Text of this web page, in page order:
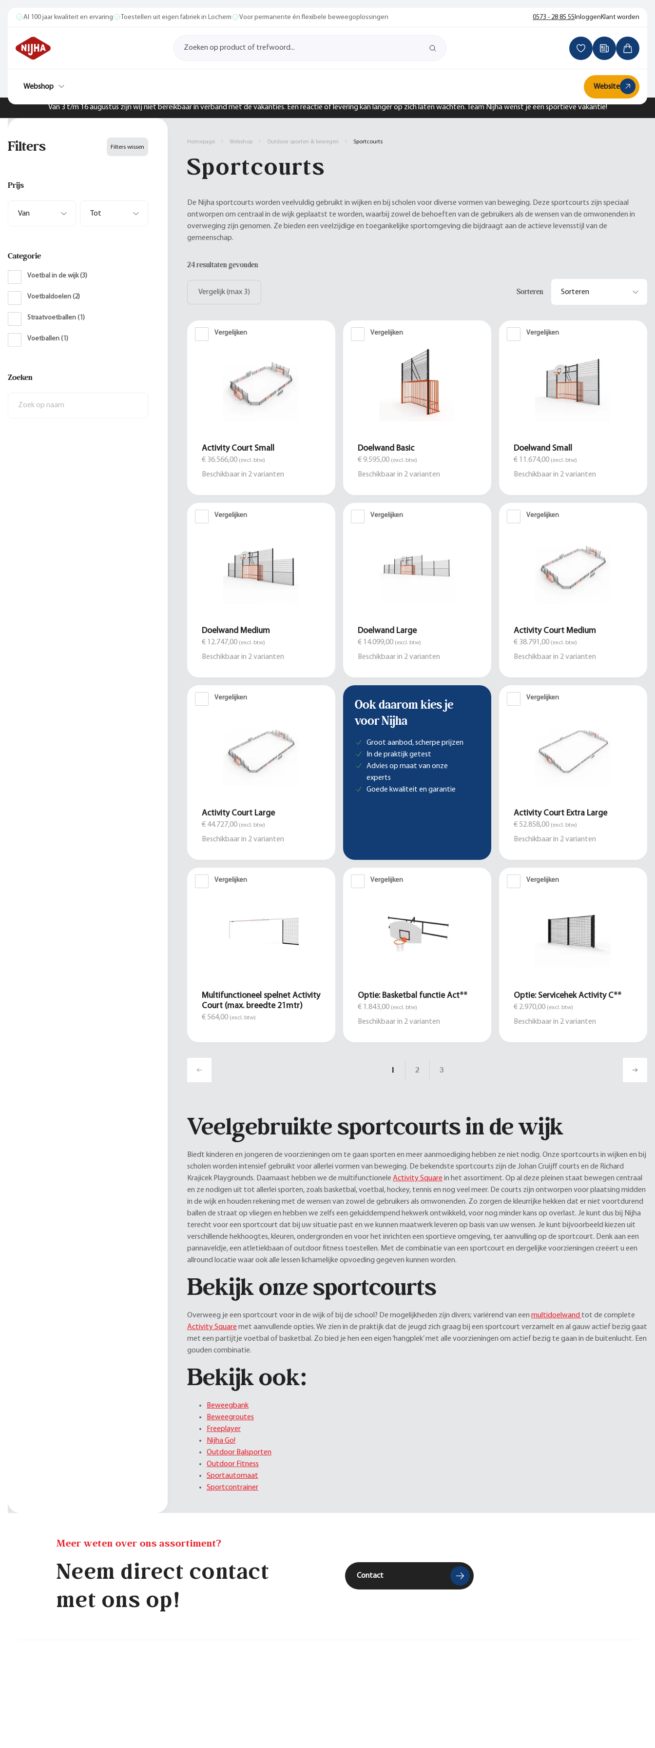
Van 3 t/m 16 augustus zijn wij niet bereikbaar in verband met de vakanties. Een reactie of levering kan langer op zich laten wachten. Team Nijha wenst je een sportieve vakantie!
Al 100 jaar kwaliteit en ervaring Toestellen uit eigen fabriek in Lochem Voor permanente én flexibele beweegoplossingen 0573 - 28 85 55InloggenKlant worden
Webshop Website
Filters Filters wissen
Prijs
Categorie
Voetbal in de wijk(3)
Voetbaldoelen (2)
Straatvoetballen (1)
Voetballen (1)
Zoeken
Homepage Webshop Outdoor sporten & bewegen Sportcourts
Sportcourts
De Nijha sportcourts worden veelvuldig gebruikt in wijken en bij scholen voor diverse vormen van beweging. Deze sportcourts zijn speciaal
ontworpen om centraal in de wijk geplaatst te worden, waarbij zowel de behoeften van de gebruikers als de wensen van de omwonenden in
overweging zijn genomen. Ze bieden een veelzijdige en toegankelijke sportomgeving die bijdraagt aan de actieve levensstijl van de
gemeenschap.
24 resultaten gevonden
Vergelijk (max 3) Sorteren
Vergelijken
Activity Court Small
€ 36.566,00 (excl. btw)
Beschikbaar in 2varianten
Vergelijken
Doelwand Basic
€ 9.595,00 (excl. btw)
Beschikbaar in 2varianten
Vergelijken
Doelwand Small
€ 11.674,00 (excl. btw)
Beschikbaar in 2varianten
Vergelijken
Doelwand Medium
€ 12.747,00 (excl. btw)
Beschikbaar in 2varianten
Vergelijken
Doelwand Large
€ 14.099,00 (excl. btw)
Beschikbaar in 2varianten
Vergelijken
Activity Court Medium
€ 38.791,00 (excl. btw)
Beschikbaar in 2varianten
Vergelijken
Activity Court Large
€ 44.727,00 (excl. btw)
Beschikbaar in 2varianten
Ook daarom kies je
voor Nijha
Groot aanbod, scherpe prijzen
In de praktijk getest
Advies op maat van onze
experts
Goede kwaliteit en garantie
Vergelijken
Activity Court Extra Large
€ 52.858,00 (excl. btw)
Beschikbaar in 2varianten
Vergelijken
Multifunctioneel spelnet Activity
Court (max. breedte 21mtr)
€ 564,00 (excl. btw)
Vergelijken
Optie: Basketbal functie Act**
€ 1.843,00 (excl. btw)
Beschikbaar in 2varianten
Vergelijken
Optie: Servicehek Activity C**
€ 2.970,00 (excl. btw)
Beschikbaar in 2varianten
1 2 3
Veelgebruikte sportcourts in de wijk
Biedt kinderen en jongeren de voorzieningen om te gaan sporten en meer aanmoediging hebben ze niet nodig. Onze sportcourts in wijken en bij
scholen worden intensief gebruikt voor allerlei vormen van beweging. De bekendste sportcourts zijn de Johan Cruijff courts en de Richard
Krajicek Playgrounds. Daarnaast hebben we de multifunctionele Activity Square in het assortiment. Op al deze pleinen staat bewegen centraal
en ze nodigen uit tot allerlei sporten, zoals basketbal, voetbal, hockey, tennis en nog veel meer. De courts zijn ontworpen voor plaatsing midden
in de wijk en houden rekening met de wensen van zowel de gebruikers als omwonenden. Zo zorgen de kleurrijke hekken dat er niet voortdurend
ballen de straat op vliegen en hebben we zelfs een geluiddempend hekwerk ontwikkeld, voor nog minder kans op overlast. Je kunt dus bij Nijha
terecht voor een sportcourt dat bij uw situatie past en we kunnen maatwerk leveren op basis van uw wensen. Je kunt bijvoorbeeld kiezen uit
verschillende hekhoogtes, kleuren, ondergronden en voor het inrichten een sportieve omgeving, ter aanvulling op de sportcourt. Denk aan een
pannaveldje, een atletiekbaan of outdoor fitness toestellen. Met de combinatie van een sportcourt en dergelijke voorzieningen creëert u een
allround locatie waar ook alle lessen lichamelijke opvoeding gegeven kunnen worden.
Bekijk onze sportcourts
Overweeg je een sportcourt voor in de wijk of bij de school? De mogelijkheden zijn divers; variërend van een multidoelwand tot de complete
Activity Square met aanvullende opties. We zien in de praktijk dat de jeugd zich graag bij een sportcourt verzamelt en al gauw actief bezig gaat
met een partijtje voetbal of basketbal. Zo bied je hen een eigen ‘hangplek’ met alle voorzieningen om actief bezig te gaan in de buitenlucht. Een
gouden combinatie.
Bekijk ook:
Beweegbank
Beweegroutes
Freeplayer
Nijha Go!
Outdoor Balsporten
Outdoor Fitness
Sportautomaat
Sportcontrainer
Meer weten over ons assortiment?
Neem direct contact
met ons op!
Contact